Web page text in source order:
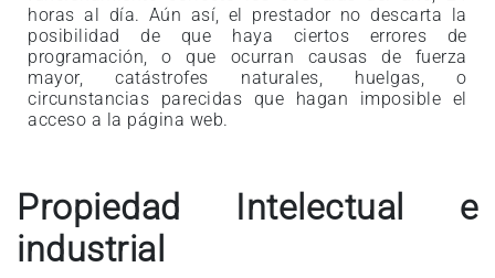
horas al día. Aún así, el prestador no descarta la
posibilidad de que haya ciertos errores de
programación, o que ocurran causas de fuerza
mayor, catástrofes naturales, huelgas, o
circunstancias parecidas que hagan imposible el
acceso a la página web.
Propiedad Intelectual e
industrial